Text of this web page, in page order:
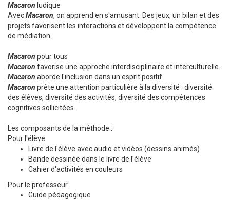
Macaron ludique
AvecMacaron, on apprend en s'amusant. Des jeux, un bilan et des
projets favorisent les interactions et développent la compétence
de médiation.
Macaron pour tous
Macaron favorise une approche interdisciplinaire et interculturelle.
Macaron aborde l'inclusion dans un esprit positif.
Macaron prête une attention particulière à la diversité : diversité
des élèves, diversité des activités, diversité des compétences
cognitives sollicitées.
Les composants de la méthode :
Pour l'élève
Livre de l'élève avec audio et vidéos (dessins animés)
Bande dessinée dans le livre de l'élève
Cahier d'activités en couleurs
Pour le professeur
Guide pédagogique